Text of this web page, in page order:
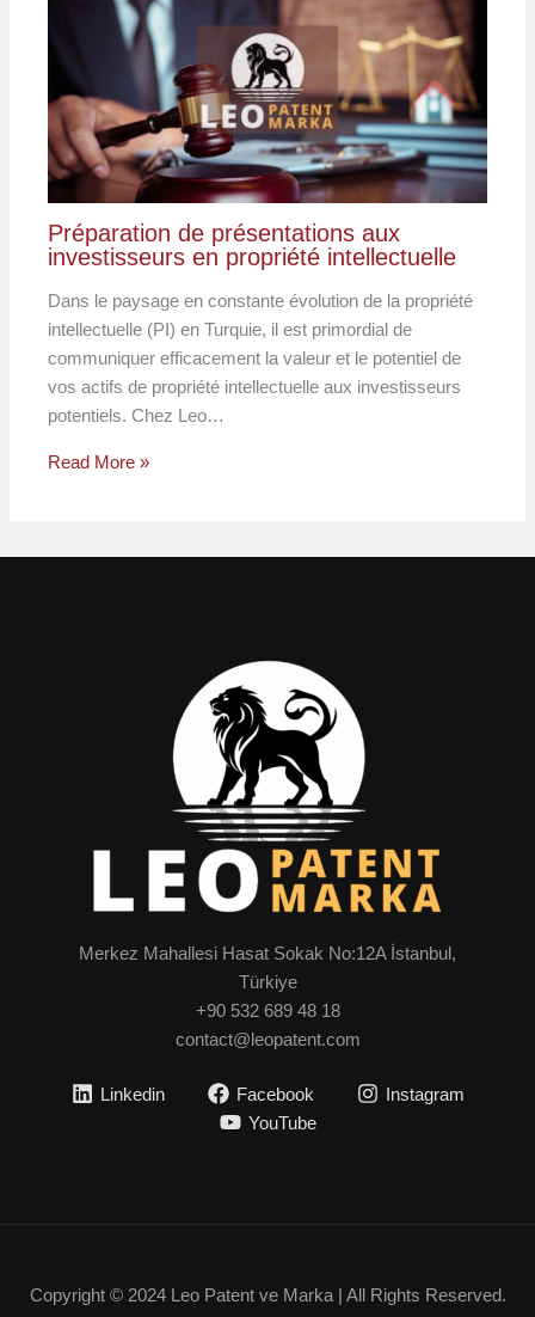
Préparation de présentations aux
investisseurs en propriété intellectuelle
Dans le paysage en constante évolution de la propriété
intellectuelle (PI) en Turquie, il est primordial de
communiquer efficacement la valeur et le potentiel de
vos actifs de propriété intellectuelle aux investisseurs
potentiels. Chez Leo…
Read More »
Merkez Mahallesi Hasat Sokak No:12A İstanbul,
Türkiye
+90 532 689 48 18
contact@leopatent.com
Linkedin Facebook
Instagram
YouTube
Copyright © 2024 Leo Patent ve Marka | All Rights Reserved.